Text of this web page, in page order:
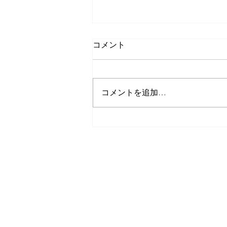
手作りおやつ☕️
コメント
コメントを追加…